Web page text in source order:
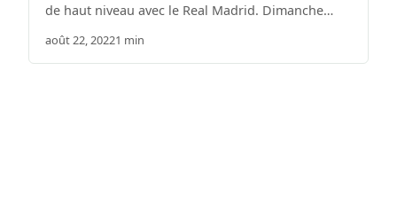
de haut niveau avec le Real Madrid. Dimanche…
août 22, 20221 min